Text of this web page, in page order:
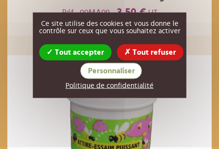
Réf : 00MA09
3,50 €HT
AJOUTER AU PANIER
Ce site utilise des cookies et vous donne le
contrôle sur ceux que vous souhaitez activer
Tout accepter Tout refuser
Personnaliser
Politique de confidentialité